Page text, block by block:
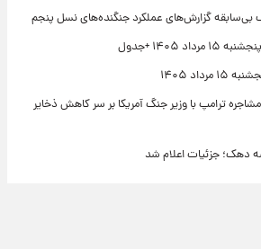
۱۴۰۵ +جدول
۱۴۰۵
ترامپ با وزیر جنگ آمریکا بر سر کاهش ذخایر
دهک؛ جزئیات اعلام شد